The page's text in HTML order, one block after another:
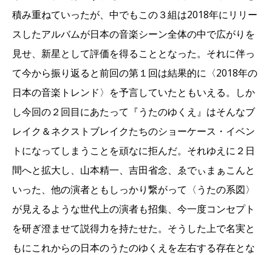
積み重ねていったが、中でもこの３組は2018年にリリー
スしたアルバムが日本の音楽シーン全体の中で広がりを
見せ、新星として評価を得ることとなった。それに伴っ
て今から振り返ると前回の第１回は結果的に〈2018年の
日本の音楽トレンド〉を予言していたともいえる。しか
し今回の２回目にあたって『うたのゆくえ』はそんなブ
レイク＆ネクストブレイクたちのショーケース・イベン
トになってしまうことを頑なに拒んだ。それゆえに２日
間へと拡大し、山本精一、吉田省念、ゑでぃまぁこんと
いった、他の演者ともしっかり繋がって〈うたの系図〉
が見えるような世代上の演者も招集、今一度コンセプト
を研ぎ澄ませて説得力を持たせた。そうした上で名実と
もにこれからの日本のうたのゆくえを左右する存在とな